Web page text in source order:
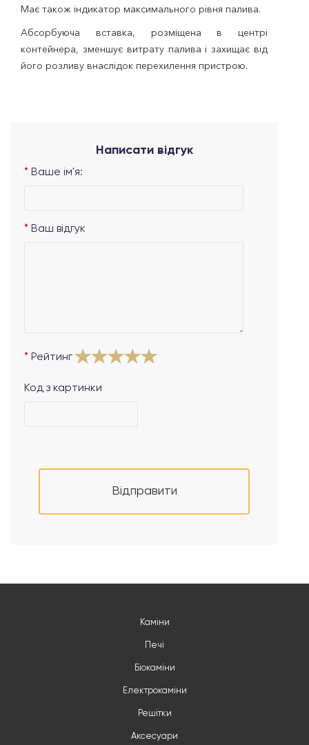
Має також індикатор максимального рівня палива.
Абсорбуюча вставка, розміщена в центрі
контейнера, зменшує витрату палива і захищає від
його розливу внаслідок перехилення пристрою.
Написати відгук
Ваше ім'я:
Ваш відгук
Рейтинг
Код з картинки
Відправити
Каміни
Печі
Біокаміни
Електрокаміни
Решітки
Аксесуари